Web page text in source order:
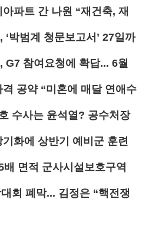
파트 간 나원 “재건축, 재
‘박범계 청문보고서’ 27일까
G7 참여요청에 확답... 6월
공약 “미혼에 매달 연애수
수사는 윤석열? 공수처장
화에 상반기 예비군 훈련
배 면적 군사시설보호구역
회 폐막... 김정은 “핵전쟁